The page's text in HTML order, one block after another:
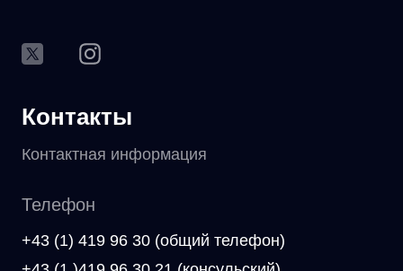
Контакты
Контактная информация
Телефон
+43 (1) 419 96 30 (общий телефон)